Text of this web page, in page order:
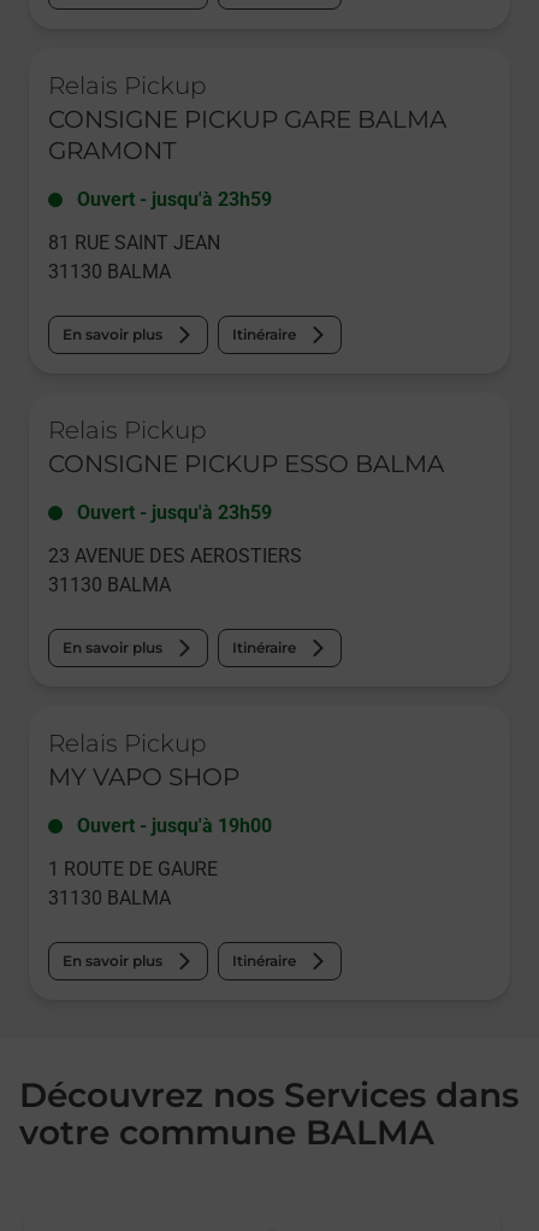
Relais Pickup
CONSIGNE PICKUP GARE BALMA
GRAMONT
Ouvert - jusqu'à 23h59
81 RUE SAINT JEAN
31130 BALMA
En savoir plus Itinéraire
Relais Pickup
CONSIGNE PICKUP ESSO BALMA
Ouvert - jusqu'à 23h59
23 AVENUE DES AEROSTIERS
31130 BALMA
En savoir plus Itinéraire
Relais Pickup
MY VAPO SHOP
Ouvert - jusqu'à 19h00
1 ROUTE DE GAURE
31130 BALMA
En savoir plus Itinéraire
Découvrez nos Services dans
votre commune BALMA